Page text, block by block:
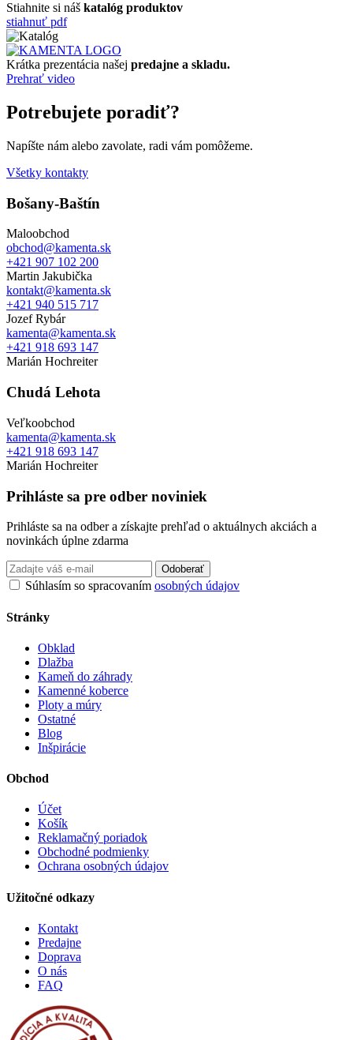
Stiahnite si náš katalóg produktov
stiahnuť pdf
Krátka prezentácia našej predajne a skladu.
Prehrať video
Potrebujete poradiť?
Napíšte nám alebo zavolate, radi vám pomôžeme.
Všetky kontakty
Bošany-Baštín
Maloobchod
obchod@kamenta.sk
+421 907 102 200
Martin Jakubička
kontakt@kamenta.sk
+421 940 515 717
Jozef Rybár
kamenta@kamenta.sk
+421 918 693 147
Marián Hochreiter
Chudá Lehota
Veľkoobchod
kamenta@kamenta.sk
+421 918 693 147
Marián Hochreiter
Prihláste sa pre odber noviniek
Prihláste sa na odber a získajte prehľad o aktuálnych akciách a
novinkách úplne zdarma
Odoberať
Súhlasím so spracovaním osobných údajov
Stránky
Obklad
Dlažba
Kameň do záhrady
Kamenné koberce
Ploty a múry
Ostatné
Blog
Inšpirácie
Obchod
Účet
Košík
Reklamačný poriadok
Obchodné podmienky
Ochrana osobných údajov
Užitočné odkazy
Kontakt
Predajne
Doprava
O nás
FAQ